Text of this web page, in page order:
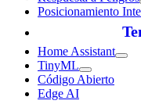
Posicionamiento
Home Assistant
TinyML
Código Abierto
Edge AI